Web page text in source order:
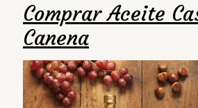
Comprar Aceite
Canena